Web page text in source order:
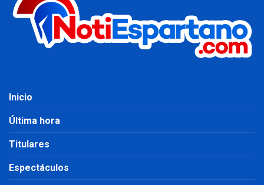
Inicio
Última hora
Titulares
Espectáculos